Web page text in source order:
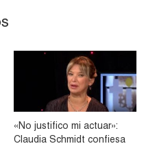
«No justifico mi actuar»:
Claudia Schmidt confiesa